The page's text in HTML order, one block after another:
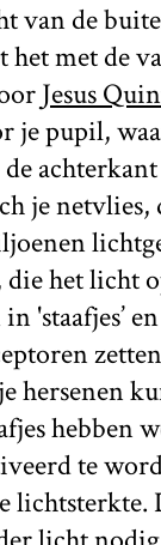
van de
het met de
Jesus
je pupil,
je netvlies,
het licht
'staafjes’ en
hersenen
hebben
te
lichtsterkte.